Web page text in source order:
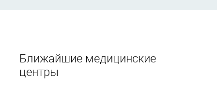
Ближайшие медицинские
центры